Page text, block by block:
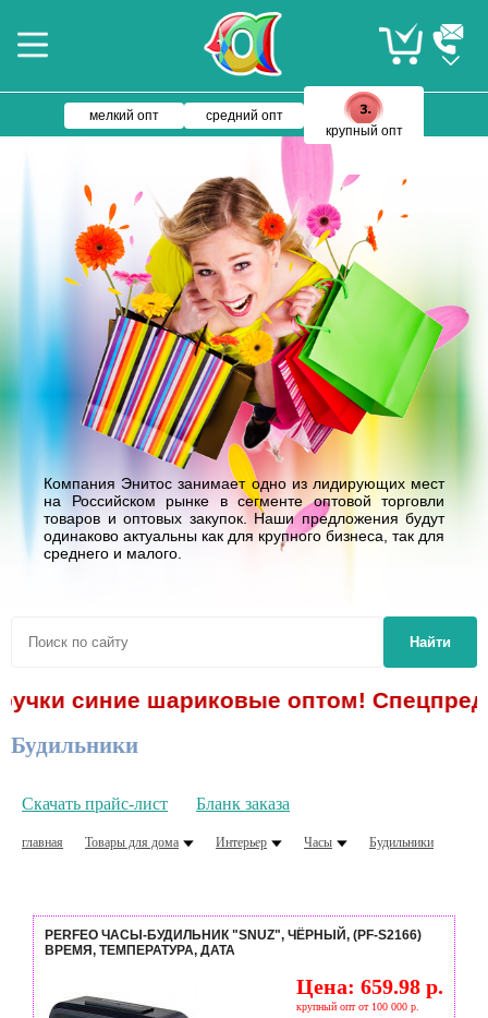
мелкий опт
средний опт
крупный опт
Компания Энитос занимает одно из лидирующих мест
на Российском рынке в сегменте оптовой торговли
товаров и оптовых закупок. Наши предложения будут
одинаково актуальны как для крупного бизнеса, так для
среднего и малого.
Найти
синие шариковые оптом!
Будильники
Скачать прайс-лист Бланк заказа
главная Товары для дома Интерьер Часы Будильники
PERFEO ЧАСЫ-БУДИЛЬНИК "SNUZ", ЧЁРНЫЙ, (PF-S2166)
ВРЕМЯ, ТЕМПЕРАТУРА, ДАТА
Цена: 659.98 р.
крупный опт от 100 000 р.